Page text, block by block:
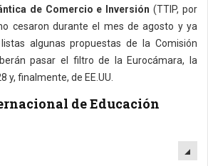
de Comercio e Inversión (TTIP, por
cesaron durante el mes de agosto y ya
algunas propuestas de la Comisión
pasar el filtro de la Eurocámara, la
y, finalmente, de EE.UU.
de Educación